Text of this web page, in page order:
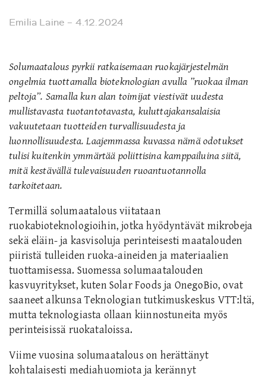
Emilia Laine – 4.12.2024
Solumaatalous pyrkii ratkaisemaan ruokajärjestelmän
ongelmia tuottamalla bioteknologian avulla ”ruokaa ilman
peltoja”. Samalla kun alan toimijat viestivät uudesta
mullistavasta tuotantotavasta, kuluttajakansalaisia
vakuutetaan tuotteiden turvallisuudesta ja
luonnollisuudesta. Laajemmassa kuvassa nämä odotukset
tulisi kuitenkin ymmärtää poliittisina kamppailuina siitä,
mitä kestävällä tulevaisuuden ruoantuotannolla
tarkoitetaan.
Termillä solumaatalous viitataan
ruokabioteknologioihin, jotka hyödyntävät mikrobeja
sekä eläin- ja kasvisoluja perinteisesti maatalouden
piiristä tulleiden ruoka-aineiden ja materiaalien
tuottamisessa. Suomessa solumaatalouden
kasvuyritykset, kuten Solar Foods ja OnegoBio, ovat
saaneet alkunsa Teknologian tutkimuskeskus VTT:ltä,
mutta teknologiasta ollaan kiinnostuneita myös
perinteisissä ruokataloissa.
Viime vuosina solumaatalous on herättänyt
kohtalaisesti mediahuomiota ja kerännyt